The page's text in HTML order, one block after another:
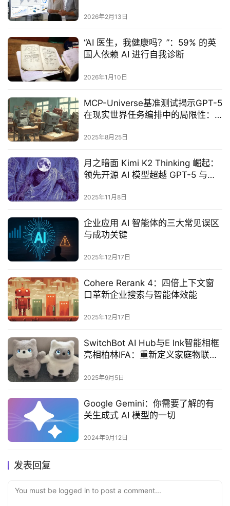
2026年2月13日
“AI 医生，我健康吗？”：59% 的英
国人依赖 AI 进行自我诊断
2026年1月10日
‌MCP-Universe基准测试揭示GPT-5
在现实世界任务编排中的局限性：
2025年8月25日
月之暗面 Kimi K2 Thinking 崛起：
领先开源 AI 模型超越 GPT-5 与
2025年11月8日
企业应用 AI 智能体的三大常见误区
与成功关键
2025年12月17日
Cohere Rerank 4：四倍上下文窗
口革新企业搜索与智能体效能
2025年12月17日
SwitchBot AI Hub与E Ink智能相框
亮相柏林IFA：重新定义家庭物联网
2025年9月5日
Google Gemini：你需要了解的有
关生成式 AI 模型的一切
2024年9月12日
发表回复
You must be logged in to post a comment...